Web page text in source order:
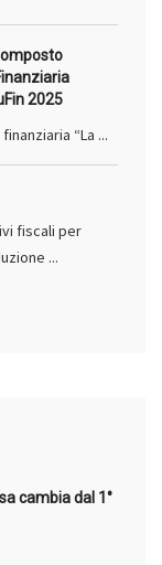
2025
“La ...
fiscali per
...
cambia dal 1°